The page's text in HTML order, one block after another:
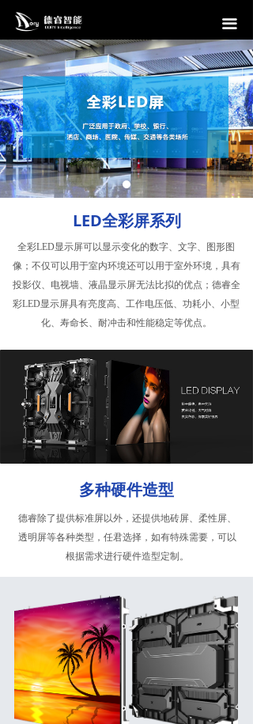
끀
首页
信息发布系统
会议预约系统
访客管理系统
互动滑轨屏
中控系统
案例
公司介绍
LED全彩屏系列
全彩LED显示屏可以显示变化的数字、文字、图形图
像；不仅可以用于室内环境还可以用于室外环境，具有
投影仪、电视墙、液晶显示屏无法比拟的优点；德睿全
彩LED显示屏具有亮度高、工作电压低、功耗小、小型
化、寿命长、耐冲击和性能稳定等优点。
多种硬件造型
德睿除了提供标准屏以外，还提供地砖屏、柔性屏、
透明屏等各种类型，任君选择，如有特殊需要，可以
根据需求进行硬件造型定制。